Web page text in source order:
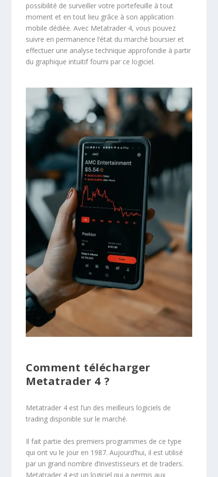
possibilité de surveiller votre portefeuille à tout
moment et en tout lieu grâce à son application
mobile dédiée. Avec Metatrader 4, vous pouvez
suivre en permanence l’état du marché boursier et
effectuer une analyse technique approfondie à partir
du graphique intuitif fourni par ce logiciel.
Comment télécharger
Metatrader 4 ?
Metatrader 4 est l’un des meilleurs logiciels de
trading disponible sur le marché.
Il fait partie des premiers programmes de ce type
qui ont vu le jour en 1987. Aujourd’hui, il est utilisé
par un grand nombre d’investisseurs et de traders.
Metatrader 4 est un logiciel qui a permis aux